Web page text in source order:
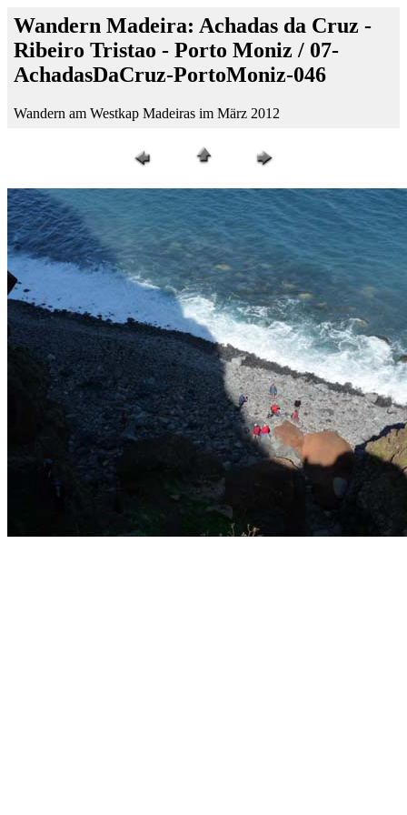
Wandern Madeira: Achadas da Cruz -
Ribeiro Tristao - Porto Moniz / 07-
AchadasDaCruz-PortoMoniz-046
Wandern am Westkap Madeiras im März 2012